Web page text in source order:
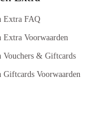
Extra FAQ
Extra Voorwaarden
Vouchers & Giftcards
Giftcards Voorwaarden